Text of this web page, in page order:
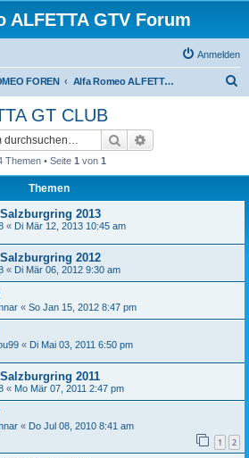
ALFETTA GTV Forum
Anmelden
FOREN Alfa Romeo ALFETTA GT CLUB
GT CLUB
Suche
Themen • Seite 1 von 1
Themen
2013
« Di Mär 12, 2013 10:45 am
2012
« Di Mär 06, 2012 9:30 am
« So Jan 15, 2012 8:47 pm
« Di Mai 03, 2011 6:50 pm
2011
« Mo Mär 07, 2011 2:47 pm
« Do Jul 08, 2010 8:41 am
1 2